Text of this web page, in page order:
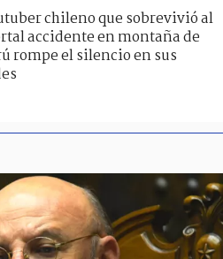
chileno que sobrevivió al
accidente en montaña de
rompe el silencio en sus